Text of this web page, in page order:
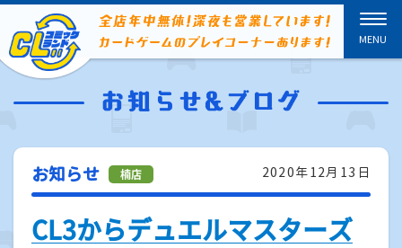
2020年12月13日
お知らせ
CL3からデュエルマスターズ